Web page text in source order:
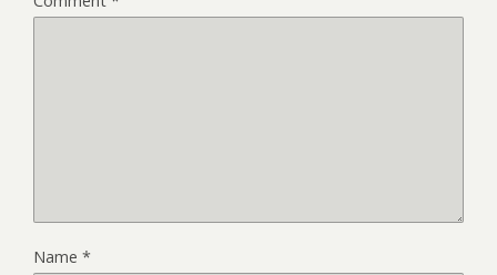
Name *